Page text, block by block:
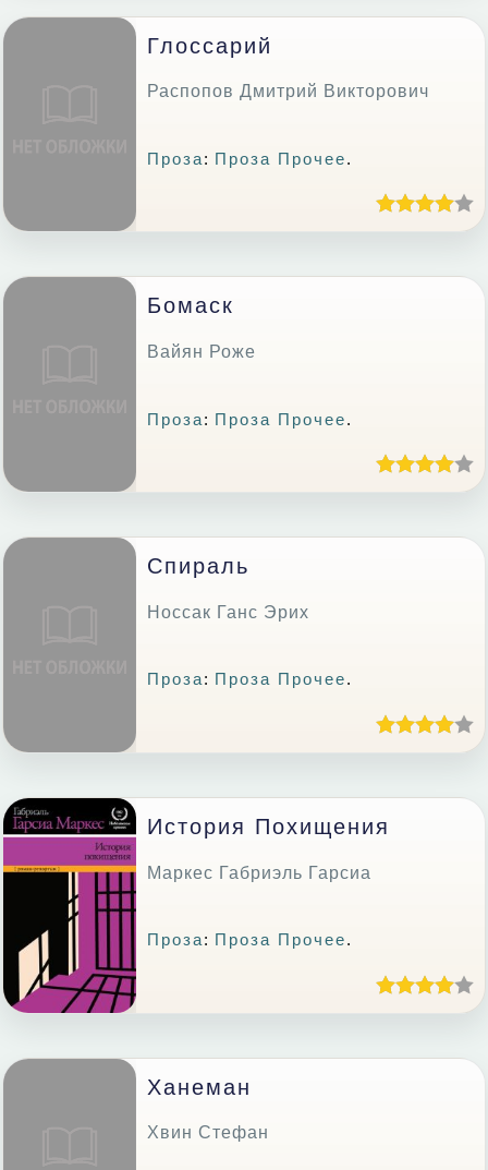
Глоссарий
Распопов Дмитрий Викторович
Проза: Проза Прочее.
Бомаск
Вайян Роже
Проза: Проза Прочее.
Спираль
Носсак Ганс Эрих
Проза: Проза Прочее.
История Похищения
Маркес Габриэль Гарсиа
Проза: Проза Прочее.
Ханеман
Хвин Стефан